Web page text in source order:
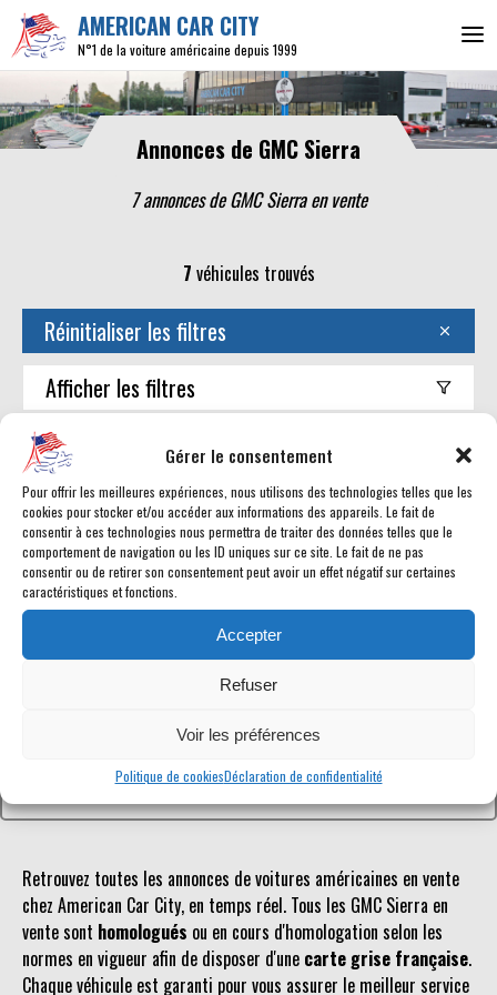
Gérer le consentement
Pour offrir les meilleures expériences, nous utilisons des technologies telles que les
cookies pour stocker et/ou accéder aux informations des appareils. Le fait de
consentir à ces technologies nous permettra de traiter des données telles que le
comportement de navigation ou les ID uniques sur ce site. Le fait de ne pas
consentir ou de retirer son consentement peut avoir un effet négatif sur certaines
caractéristiques et fonctions.
Accepter
Refuser
Voir les préférences
Politique de cookiesDéclaration de confidentialité
AMERICAN CAR CITY
N°1 de la voiture américaine depuis 1999
Annonces de GMC Sierra
7 annonces de GMC Sierra en vente
Retrouvez toutes les annonces de voitures américaines en vente
chez American Car City, en temps réel. Tous les GMC Sierra en
vente sont homologués ou en cours d'homologation selon les
normes en vigueur afin de disposer d'une carte grise française.
Chaque véhicule est garanti pour vous assurer le meilleur service
7 véhicules trouvés
Réinitialiser les filtres
Afficher les filtres
Trouver mon américaine
Référence inconnue
Le véhicule recherché n'est pas ou plus référencé.
Retourner à la liste des véhicules en stock